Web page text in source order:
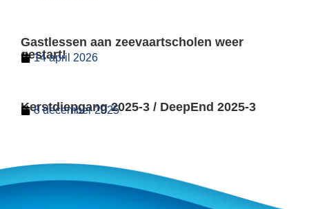
Gastlessen aan zeevaartscholen weer
gestart!
14 april 2026
Kerstdiepgang 2025-3 / DeepEnd 2025-3
8 december 2025